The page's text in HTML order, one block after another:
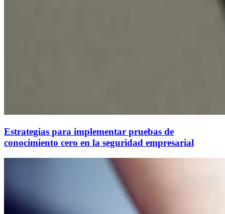
Estrategias para implementar pruebas de
conocimiento cero en la seguridad empresarial